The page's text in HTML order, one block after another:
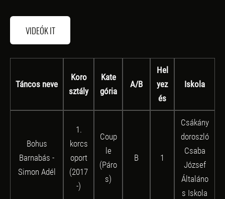
VIDEÓK IT
Táncos neve
Koro
sztály
Kate
gória
A/B
Hel
yez
és
Iskola
Bohus
Barnabás -
Simon Adél
1.
korcs
oport
(2017
-)
Coup
le
(Páro
s)
B 1
Csákány
doroszló
Csaba
József
Általáno
s Iskola